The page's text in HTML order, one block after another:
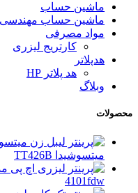
ماشین حساب
ماشین حساب مهندسی
مواد مصرفی
کارتریج لیزری
هدپلاتر
هد پلاتر HP
وبلاگ
محصولات
میتسوشیدا TT426B
4101fdw